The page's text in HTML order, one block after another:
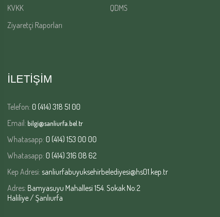
KVKK
QDMS
Ziyaretçi Raporları
İLETİŞİM
Telefon: 0 (414) 318 51 00
Email: bilgi@sanliurfa.bel.tr
Whatasapp: 0 (414) 153 00 00
Whatasapp: 0 (414) 316 08 62
Kep Adresi: sanliurfabuyuksehirbelediyesi@hs01.kep.tr
Adres: Bamyasuyu Mahallesi 154. Sokak No:2
Haliliye / Şanlıurfa